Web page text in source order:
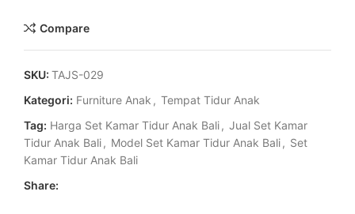
Compare
SKU: TAJS-029
Kategori: Furniture Anak , Tempat Tidur Anak
Tag: Harga Set Kamar Tidur Anak Bali, Jual Set Kamar
Tidur Anak Bali, Model Set Kamar Tidur Anak Bali, Set
Kamar Tidur Anak Bali
Share: